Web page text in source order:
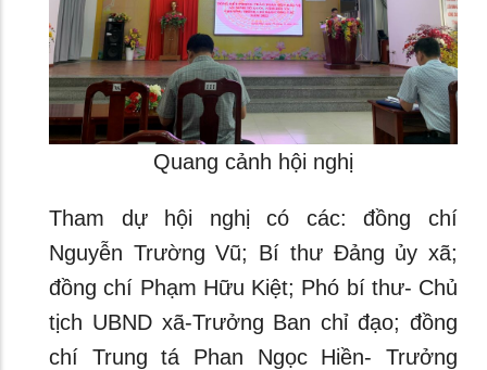
Quang cảnh hội nghị
Tham dự hội nghị có các: đồng chí
Nguyễn Trường Vũ; Bí thư Đảng ủy xã;
đồng chí Phạm Hữu Kiệt; Phó bí thư- Chủ
tịch UBND xã-Trưởng Ban chỉ đạo; đồng
chí Trung tá Phan Ngọc Hiền- Trưởng